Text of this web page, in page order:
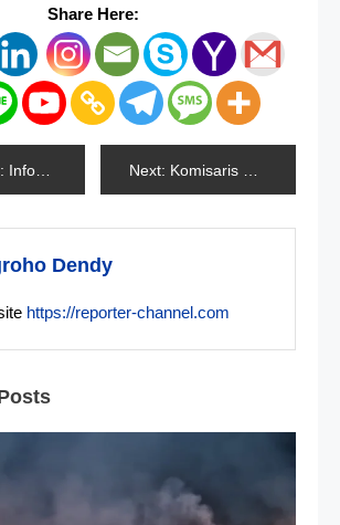
Share Here:
Information Technology (IT) Bukan Cuma Komputer Next: Komisaris Polisi Bawa Narkoba 10 Kg Ditembak Polisi
Dendy
https://reporter-channel.com